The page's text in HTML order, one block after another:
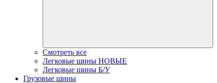
Смотреть все
Легковые шины НОВЫЕ
Легковые шины Б/У
Грузовые шины